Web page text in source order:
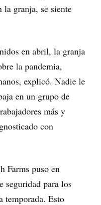
la granja, se siente
en abril, la granja
la pandemia,
explicó. Nadie le
en un grupo de
más y
con
Farms puso en
seguridad para los
temporada. Esto